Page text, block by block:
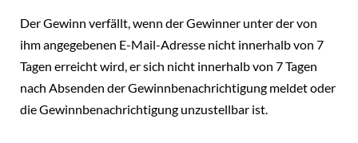
Der Gewinn verfällt, wenn der Gewinner unter der von
ihm angegebenen E-Mail-Adresse nicht innerhalb von 7
Tagen erreicht wird, er sich nicht innerhalb von 7 Tagen
nach Absenden der Gewinnbenachrichtigung meldet oder
die Gewinnbenachrichtigung unzustellbar ist.